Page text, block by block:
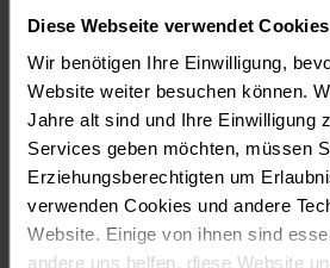
Diese Webseite verwendet Cookies
Wir benötigen Ihre Einwilligung,
Website weiter besuchen können.
Jahre alt sind und Ihre Einwilligung
Services geben möchten, müssen
Erziehungsberechtigten um
verwenden Cookies und andere
Website. Einige von ihnen sind
andere uns helfen, diese Website
Web-App oder Desktop-
gearbeitet wird, Aus- und
Einchecken und wie mit
Versionsverlauf bei
jederzeit auch ein früher
angesehen werden kann.